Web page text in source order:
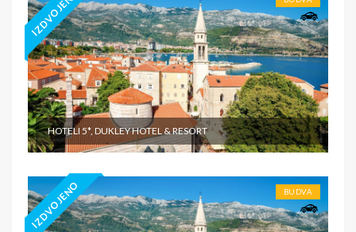
IZDVOJENO
HOTELI 5*, DUKLEY HOTEL & RESORT
IZDVOJENO BUDVA